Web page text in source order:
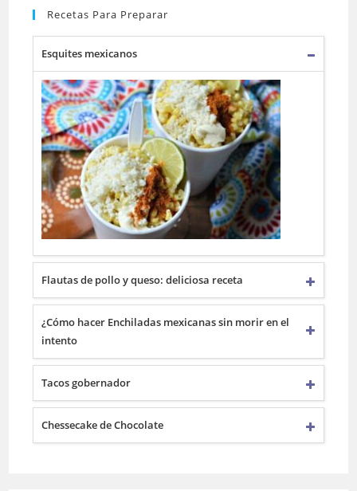
Recetas Para Preparar
Esquites mexicanos
Flautas de pollo y queso: deliciosa receta
¿Cómo hacer Enchiladas mexicanas sin morir en el
intento
Tacos gobernador
Chessecake de Chocolate